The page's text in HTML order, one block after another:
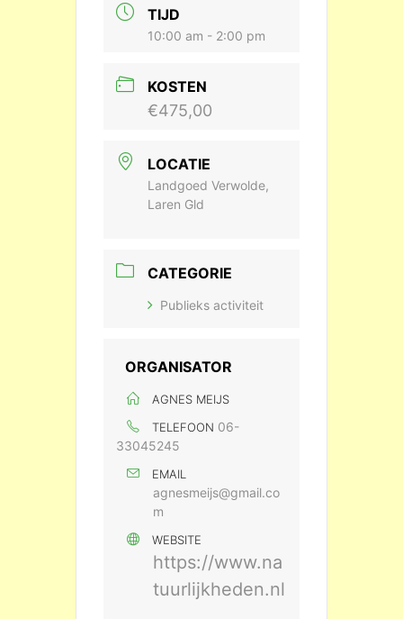
TIJD
10:00 am - 2:00 pm
KOSTEN
€475,00
LOCATIE
Landgoed Verwolde,
Laren Gld
CATEGORIE
Publieks activiteit
ORGANISATOR
AGNES MEIJS
TELEFOON 06-
33045245
EMAIL
agnesmeijs@gmail.co
m
WEBSITE
https://www.na
tuurlijkheden.nl